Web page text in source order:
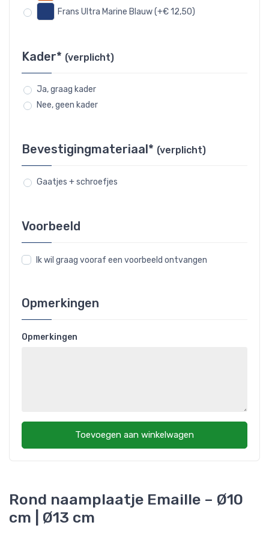
Rond naamplaatje Emaille – Ø10
cm | Ø13 cm
Frans Ultra Marine Blauw (+€ 12,50)
Kader* (verplicht)
Ja, graag kader
Nee, geen kader
Bevestigingmateriaal* (verplicht)
Gaatjes + schroefjes
Voorbeeld
Ik wil graag vooraf een voorbeeld ontvangen
Opmerkingen
Opmerkingen
Toevoegen aan winkelwagen